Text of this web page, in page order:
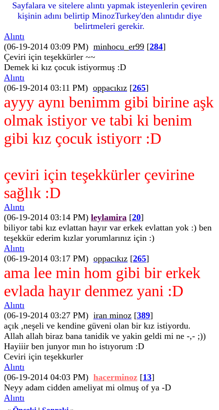
Sayfalara ve sitelere alıntı yapmak isteyenlerin çeviren
kişinin adını belirtip MinozTurkey'den alıntıdır diye
belirtmeleri gerekir.
Alıntı
(06-19-2014 03:09 PM) minhocu_er99 [284]
Çeviri için teşekkürler ~~
Demek ki kız çocuk istiyormuş :D
Alıntı
(06-19-2014 03:11 PM) oppacıkız [265]
ayyy aynı benimm gibi birine aşk
olmak istiyor ve tabi ki benim
gibi kız çocuk istiyorr :D
çeviri için teşekkürler çevirine
sağlık :D
Alıntı
(06-19-2014 03:14 PM) leylamira [20]
biliyor tabi kız evlattan hayır var erkek evlattan yok :) ben
teşekkür ederim kızlar yorumlarınız için :)
Alıntı
(06-19-2014 03:17 PM) oppacıkız [265]
ama lee min hom gibi bir erkek
evlada hayır denmez yani :D
Alıntı
(06-19-2014 03:27 PM) iran minoz [389]
açık ,neşeli ve kendine güveni olan bir kız istiyordu.
Allah allah biraz bana tanidik ve yakin geldi mi ne -,- ;))
Hayiiir ben junyor mın ho istıyorum :D
Ceviri için teşekkurler
Alıntı
(06-19-2014 04:03 PM) hacerminoz [13]
Neyy adam cidden ameliyat mi olmuş of ya -D
Alıntı